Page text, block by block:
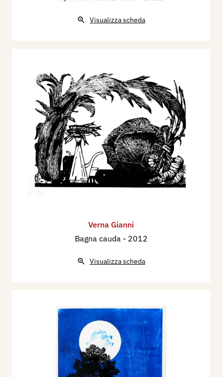
Visualizza scheda
Verna Gianni
Bagna cauda - 2012
Visualizza scheda